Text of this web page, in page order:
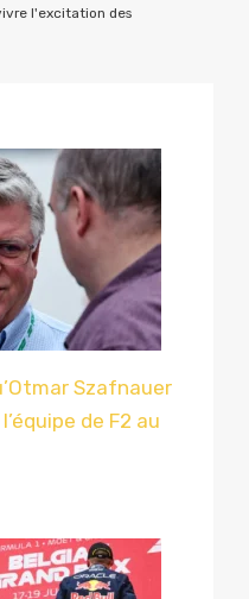
l'excitation des
Szafnauer
de F2 au